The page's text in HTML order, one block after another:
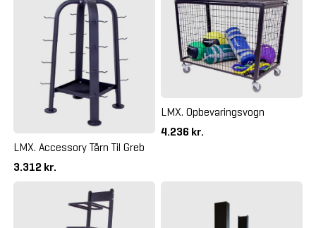
LMX. Accessory Tårn Til Greb
3.312 kr.
LMX. Opbevaringsvogn
4.236 kr.